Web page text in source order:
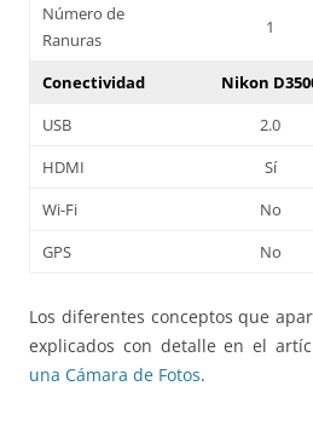
Número de
Ranuras
1
Conectividad Nikon
USB
2.0
HDMI
Sí
Wi-Fi
No
GPS
No
Los diferentes conceptos que
explicados con detalle en el
una Cámara de Fotos.